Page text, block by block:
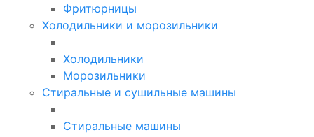
Фритюрницы
Холодильники и морозильники
Холодильники
Морозильники
Стиральные и сушильные машины
Стиральные машины